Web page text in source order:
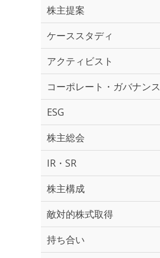
株主提案
ケーススタディ
アクティビスト
コーポレート・ガバナンス
ESG
株主総会
IR・SR
株主構成
敵対的株式取得
持ち合い